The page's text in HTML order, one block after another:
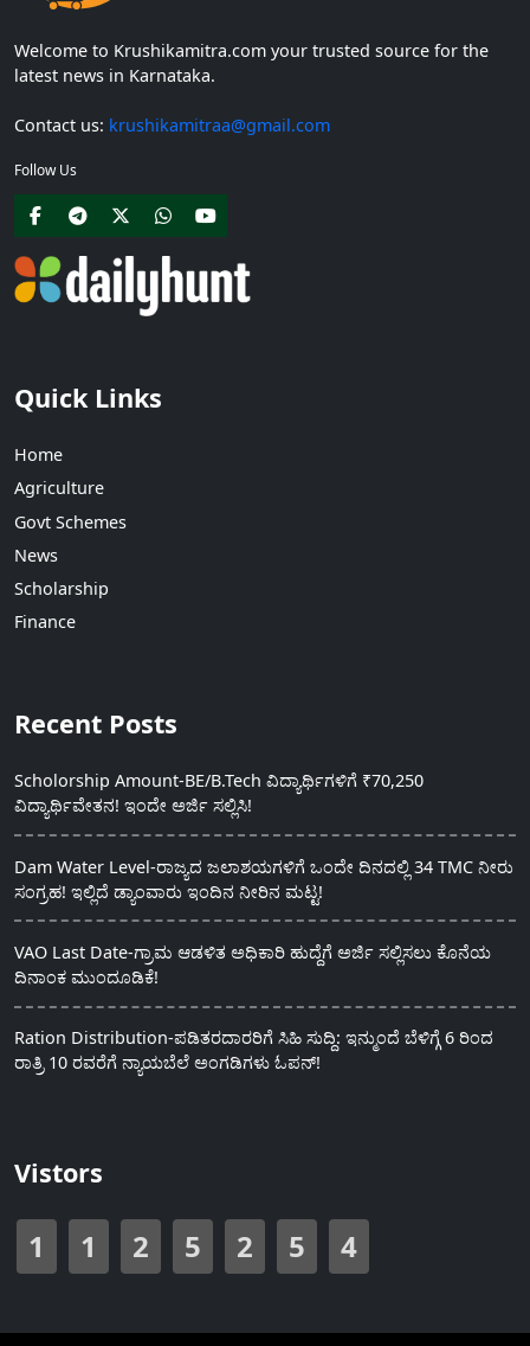
Welcome to Krushikamitra.com your trusted source for the
latest news in Karnataka.
Contact us: krushikamitraa@gmail.com
Follow Us
Quick Links
Home
Agriculture
Govt Schemes
News
Scholarship
Finance
Recent Posts
Scholorship Amount-BE/B.Tech ವಿದ್ಯಾರ್ಥಿಗಳಿಗೆ ₹70,250
ವಿದ್ಯಾರ್ಥಿವೇತನ! ಇಂದೇ ಅರ್ಜಿ ಸಲ್ಲಿಸಿ!
Dam Water Level-ರಾಜ್ಯದ ಜಲಾಶಯಗಳಿಗೆ ಒಂದೇ ದಿನದಲ್ಲಿ 34 TMC ನೀರು
ಸಂಗ್ರಹ! ಇಲ್ಲಿದೆ ಡ್ಯಾಂವಾರು ಇಂದಿನ ನೀರಿನ ಮಟ್ಟ!
VAO Last Date-ಗ್ರಾಮ ಆಡಳಿತ ಅಧಿಕಾರಿ ಹುದ್ದೆಗೆ ಅರ್ಜಿ ಸಲ್ಲಿಸಲು ಕೊನೆಯ
ದಿನಾಂಕ ಮುಂದೂಡಿಕೆ!
Ration Distribution-ಪಡಿತರದಾರರಿಗೆ ಸಿಹಿ ಸುದ್ದಿ: ಇನ್ಮುಂದೆ ಬೆಳಿಗ್ಗೆ 6 ರಿಂದ
ರಾತ್ರಿ 10 ರವರೆಗೆ ನ್ಯಾಯಬೆಲೆ ಅಂಗಡಿಗಳು ಓಪನ್!
Vistors
1 1 2 5 2 5 4